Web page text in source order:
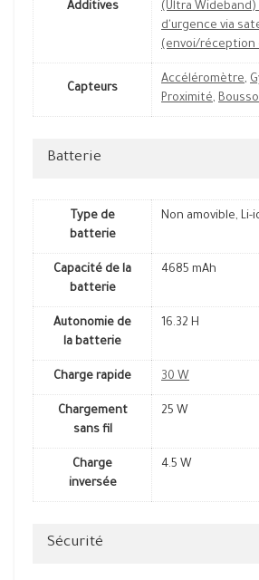
Additives
(Ultra Wideband)
d'urgence via
(envoi/réception
Capteurs
Accéléromètre,
Proximité,
Batterie
Type de
batterie
Non amovible, Li-
Capacité de la
batterie
4685 mAh
Autonomie de
la batterie
16.32 H
Charge rapide 30 W
Chargement
sans fil
25 W
Charge
inversée
4.5 W
Sécurité